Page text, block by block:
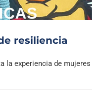
resiliencia
la experiencia de mujeres